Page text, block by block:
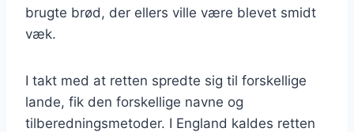
brugte brød, der ellers ville være blevet smidt
væk.
I takt med at retten spredte sig til forskellige
lande, fik den forskellige navne og
tilberedningsmetoder. I England kaldes retten